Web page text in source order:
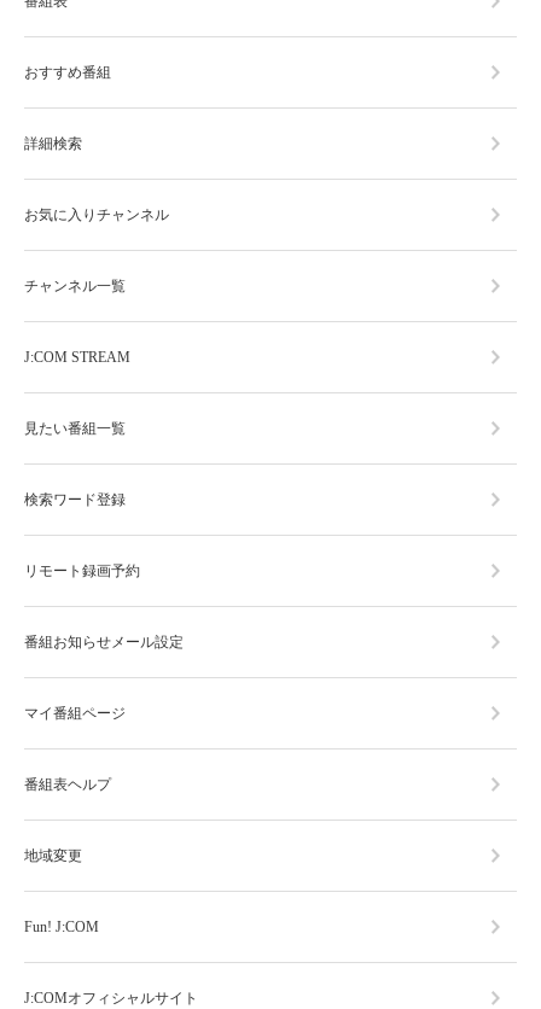
おすすめ番組
詳細検索
お気に入りチャンネル
チャンネル一覧
J:COM STREAM
見たい番組一覧
検索ワード登録
リモート録画予約
番組お知らせメール設定
マイ番組ページ
番組表ヘルプ
地域変更
Fun! J:COM
J:COMオフィシャルサイト